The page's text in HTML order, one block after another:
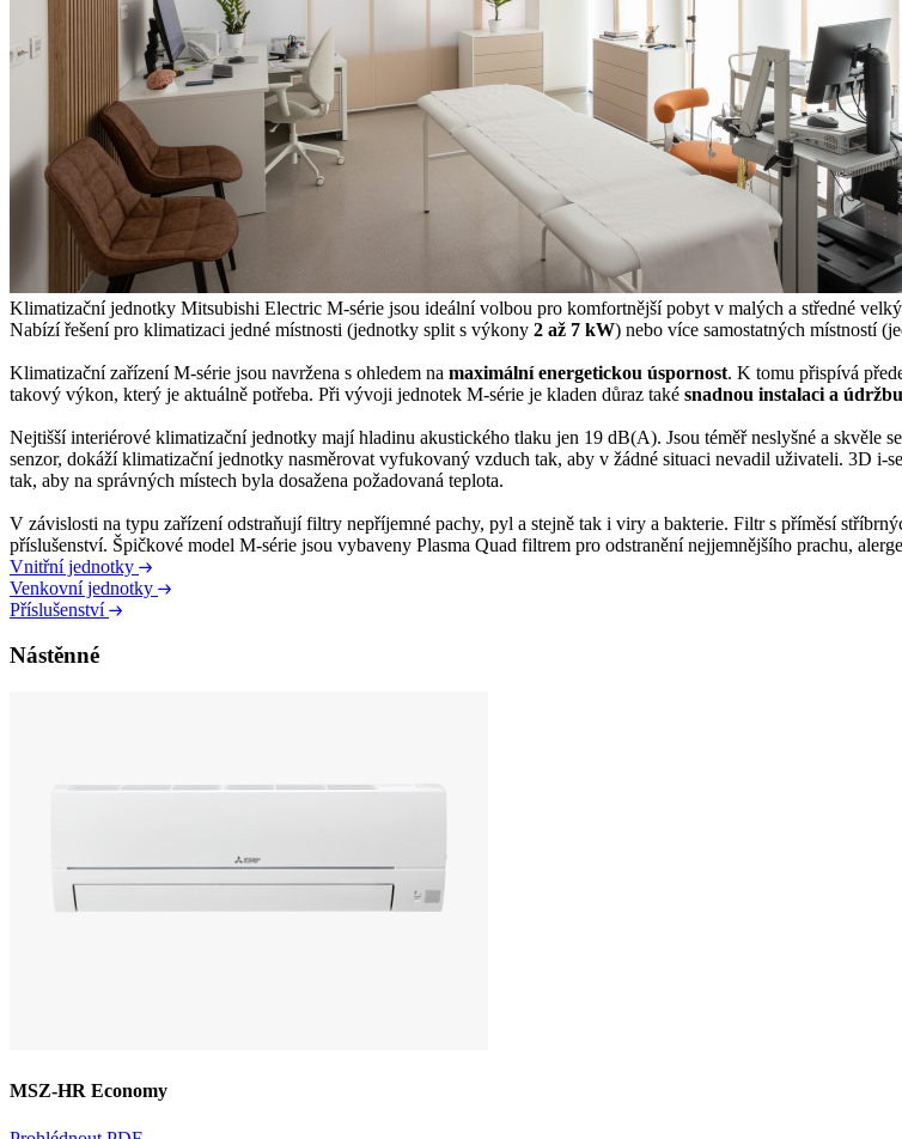
Klimatizační jednotky Mitsubishi Electric M-série jsou ideální volbou pro komfortnější pobyt v malých a středné
Nabízí řešení pro klimatizaci jedné místnosti (jednotky split s výkony 2 až 7 kW) nebo více samostatných místností
Klimatizační zařízení M-série jsou navržena s ohledem na maximální energetickou úspornost. K tomu přispívá
takový výkon, který je aktuálně potřeba. Při vývoji jednotek M-série je kladen důraz také snadnou instalaci a údržbu
Nejtišší interiérové klimatizační jednotky mají hladinu akustického tlaku jen 19 dB(A). Jsou téměř neslyšné a
senzor, dokáží klimatizační jednotky nasměrovat vyfukovaný vzduch tak, aby v žádné situaci nevadil uživateli. 3D i-
tak, aby na správných místech byla dosažena požadovaná teplota.
V závislosti na typu zařízení odstraňují filtry nepříjemné pachy, pyl a stejně tak i viry a bakterie. Filtr s příměsí
příslušenství. Špičkové model M-série jsou vybaveny Plasma Quad filtrem pro odstranění nejjemnějšího prachu,
Vnitřní jednotky
Venkovní jednotky
Příslušenství
Nástěnné
MSZ-HR Economy